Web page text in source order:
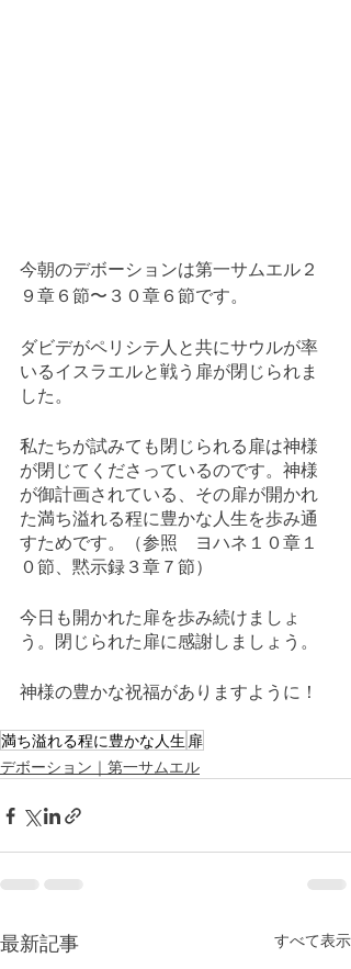
今朝のデボーションは第一サムエル２
９章６節〜３０章６節です。
ダビデがペリシテ人と共にサウルが率
いるイスラエルと戦う扉が閉じられま
した。
私たちが試みても閉じられる扉は神様
が閉じてくださっているのです。神様
が御計画されている、その扉が開かれ
た満ち溢れる程に豊かな人生を歩み通
すためです。（参照　ヨハネ１０章１
０節、黙示録３章７節）
今日も開かれた扉を歩み続けましょ
う。閉じられた扉に感謝しましょう。
神様の豊かな祝福がありますように！
満ち溢れる程に豊かな人生 扉
デボーション｜第一サムエル
最新記事 すべて表示